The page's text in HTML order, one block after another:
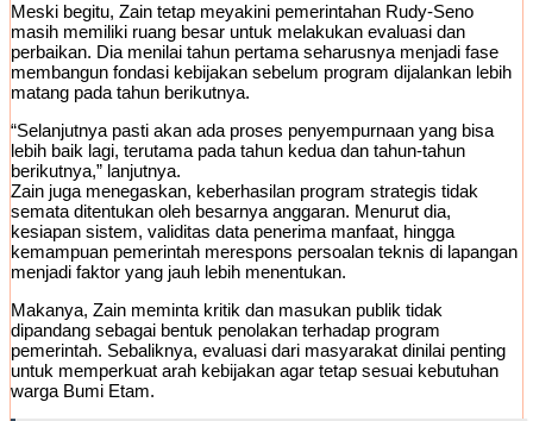
Meski begitu, Zain tetap meyakini pemerintahan Rudy-Seno
masih memiliki ruang besar untuk melakukan evaluasi dan
perbaikan. Dia menilai tahun pertama seharusnya menjadi fase
membangun fondasi kebijakan sebelum program dijalankan lebih
matang pada tahun berikutnya.
“Selanjutnya pasti akan ada proses penyempurnaan yang bisa
lebih baik lagi, terutama pada tahun kedua dan tahun-tahun
berikutnya,” lanjutnya.
Zain juga menegaskan, keberhasilan program strategis tidak
semata ditentukan oleh besarnya anggaran. Menurut dia,
kesiapan sistem, validitas data penerima manfaat, hingga
kemampuan pemerintah merespons persoalan teknis di lapangan
menjadi faktor yang jauh lebih menentukan.
Makanya, Zain meminta kritik dan masukan publik tidak
dipandang sebagai bentuk penolakan terhadap program
pemerintah. Sebaliknya, evaluasi dari masyarakat dinilai penting
untuk memperkuat arah kebijakan agar tetap sesuai kebutuhan
warga Bumi Etam.